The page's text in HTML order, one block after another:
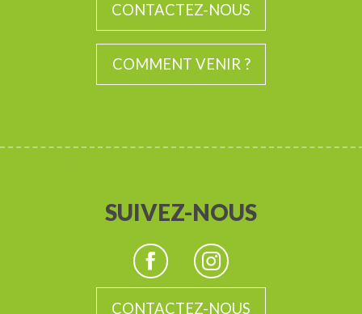
CONTACTEZ-NOUS
COMMENT VENIR ?
SUIVEZ-NOUS
CONTACTEZ-NOUS